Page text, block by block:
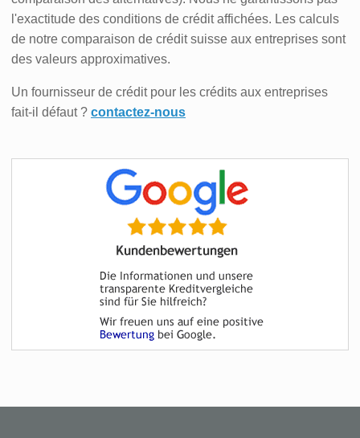
l'exactitude des conditions de crédit affichées. Les calculs
de notre comparaison de crédit suisse aux entreprises sont
des valeurs approximatives.
Un fournisseur de crédit pour les crédits aux entreprises
fait-il défaut ? contactez-nous